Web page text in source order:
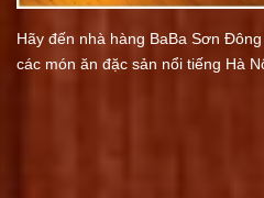
Hãy đến nhà hàng BaBa Sơn
các món ăn đặc sản nổi tiếng Hà